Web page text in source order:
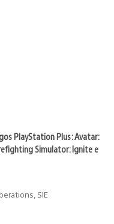
PlayStation Plus: Avatar:
Simulator: Ignite e
SIE